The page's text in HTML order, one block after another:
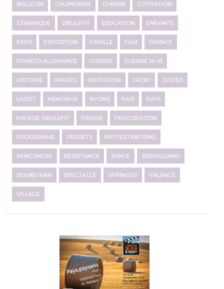
BULLETIN CALENDRIER CHEMIN COTISATION
CÉRAMIQUE DIEULEFIT EDUCATION ENFANTS
EXPO EXPOSITION FAMILLE FILM FRANCE
FRANCO-ALLEMANDE GUERRE GUERRE 14-18
HISTOIRE IMAGES INVITATION JACKY JUSTES
LIVRET MEMORHA NYONS PAIX PAYS
PAYS DE DIEULEFIT PRESSE PROCURATION
PROGRAMME PROJETS PROTESTANTISME
RENCONTRE RÉSISTANCE SANTÉ SERVIGLIANO
SOUBEYRAN SPECTACLE SPRINGER VALENCE
VILLAGE